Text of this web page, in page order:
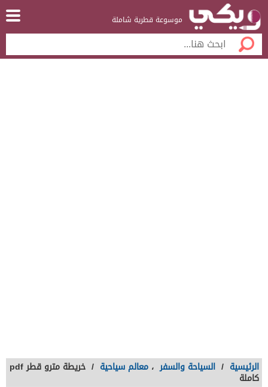
موسوعة قطرية شاملة
الرئيسية / السياحة والسفر ، معالم سياحية / خريطة مترو قطر pdf
كاملة